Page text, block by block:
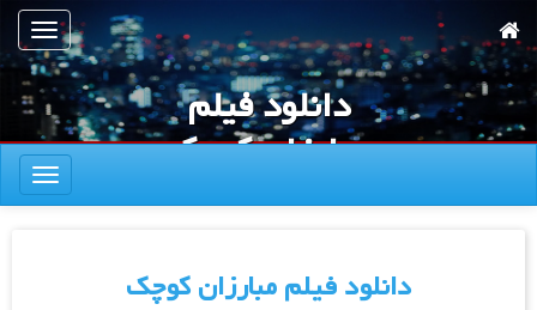
به
محتوای
اصلی
ناوبری
دانلود فیلم
مبارزان کوچک
mkv
ناوبری
دانلود فیلم مبارزان کوچک